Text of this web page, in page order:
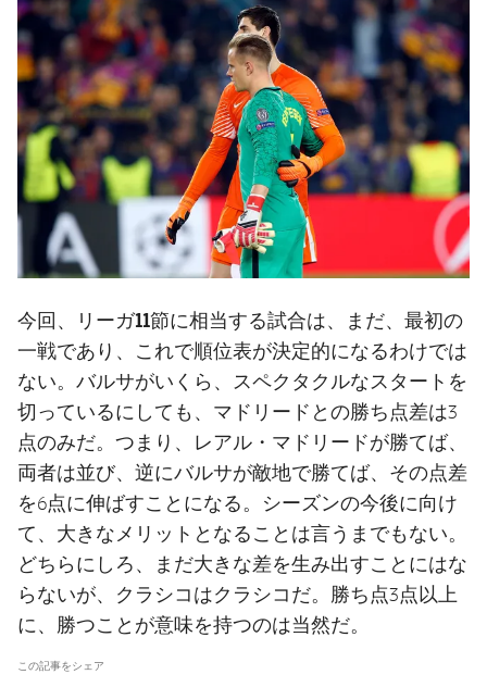
今回、 リーガ11節に相当する試合は、まだ、最初の
一戦であり、これで順位表が決定的になるわけでは
ない。バルサがいくら、スペクタクルなスタートを
切っているにしても、マドリードとの勝ち点差は3
点のみだ。つまり、レアル・マドリードが勝てば、
両者は並び、逆にバルサが敵地で勝てば、その点差
を6点に伸ばすことになる。シーズンの今後に向け
て、大きなメリットとなることは言うまでもない。
どちらにしろ、まだ大きな差を生み出すことにはな
らないが、クラシコはクラシコだ。勝ち点3点以上
に、勝つことが意味を持つのは当然だ。
この記事をシェア